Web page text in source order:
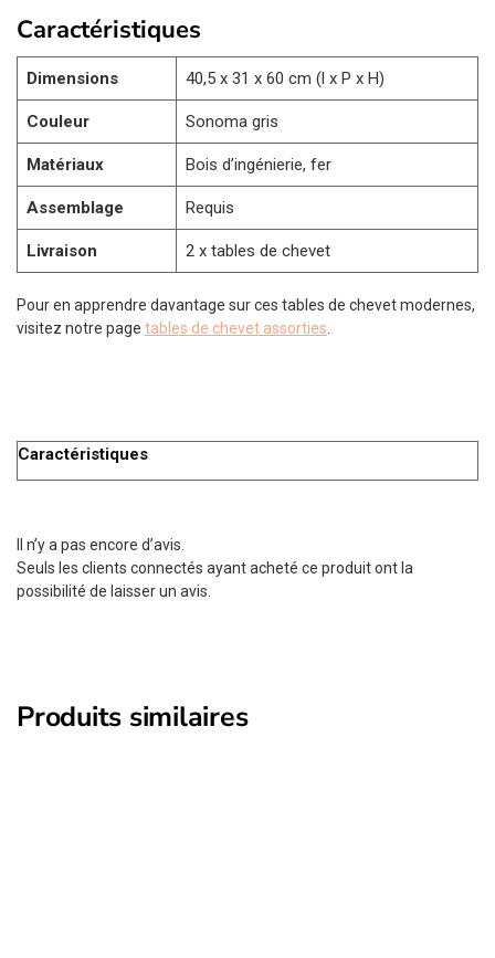
Caractéristiques
Dimensions 40,5 x 31 x 60 cm (l x P x H)
Couleur Sonoma gris
Matériaux Bois d’ingénierie, fer
Assemblage Requis
Livraison 2 x tables de chevet
Pour en apprendre davantage sur ces tables de chevet modernes,
visitez notre page tables de chevet assorties
Caractéristiques
Il n’y a pas encore d’avis.
Seuls les clients connectés ayant acheté ce produit ont la
possibilité de laisser un avis.
Produits similaires